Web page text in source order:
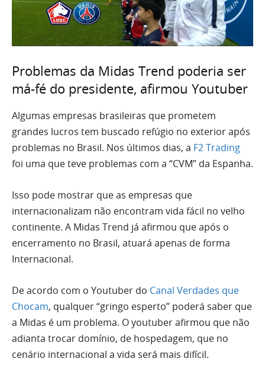
Problemas da Midas Trend poderia ser
má-fé do presidente, afirmou Youtuber
Algumas empresas brasileiras que prometem
grandes lucros tem buscado refúgio no exterior após
problemas no Brasil. Nos últimos dias, a F2 Trading
foi uma que teve problemas com a “CVM” da Espanha.
Isso pode mostrar que as empresas que
internacionalizam não encontram vida fácil no velho
continente. A Midas Trend já afirmou que após o
encerramento no Brasil, atuará apenas de forma
Internacional.
De acordo com o Youtuber do Canal Verdades que
Chocam, qualquer “gringo esperto” poderá saber que
a Midas é um problema. O youtuber afirmou que não
adianta trocar domínio, de hospedagem, que no
cenário internacional a vida será mais difícil.